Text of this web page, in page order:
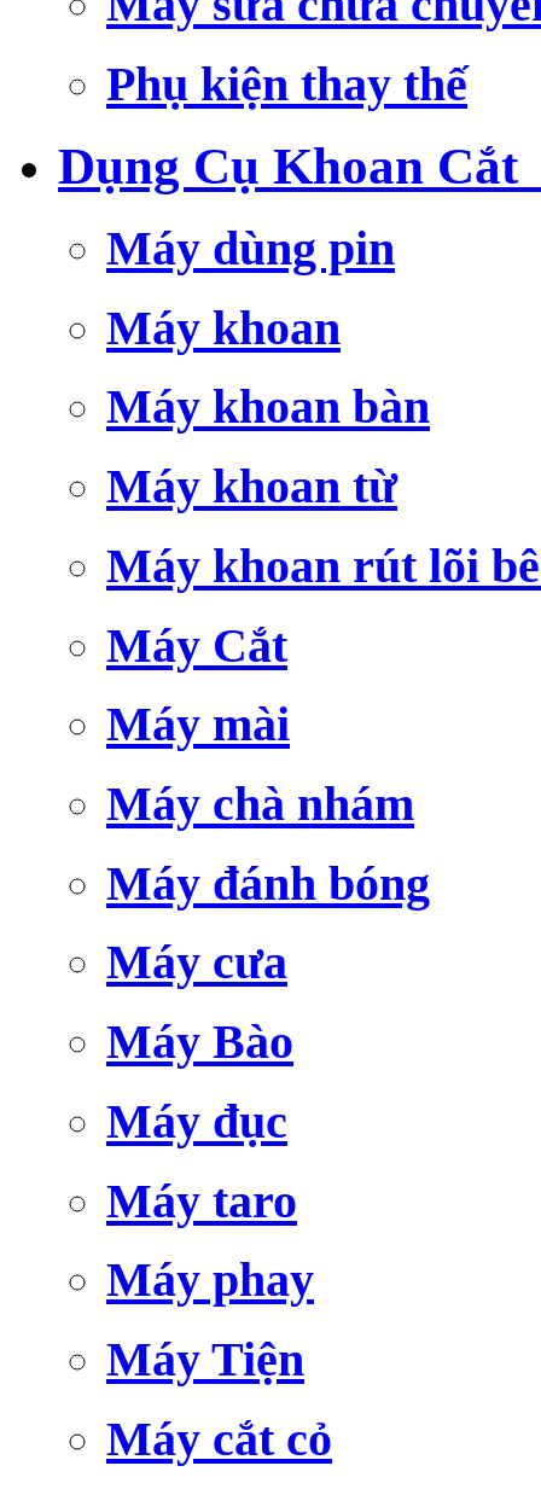
Phụ kiện thay thế
Dụng Cụ Khoan Cắt
Máy dùng pin
Máy khoan
Máy khoan bàn
Máy khoan từ
Máy khoan rút lõi
Máy Cắt
Máy mài
Máy chà nhám
Máy đánh bóng
Máy cưa
Máy Bào
Máy đục
Máy taro
Máy phay
Máy Tiện
Máy cắt cỏ